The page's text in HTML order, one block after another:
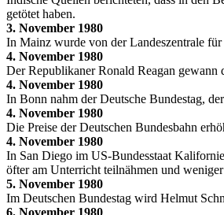
getötet haben.
3. November 1980
In Mainz wurde von der Landeszentrale
4. November 1980
Der Republikaner Ronald Reagan gewann
4. November 1980
In Bonn nahm der Deutsche Bundestag,
4. November 1980
Die Preise der Deutschen Bundesbahn
4. November 1980
In San Diego im US-Bundesstaat
öfter am Unterricht teilnähmen und
5. November 1980
Im Deutschen Bundestag wird Helmut